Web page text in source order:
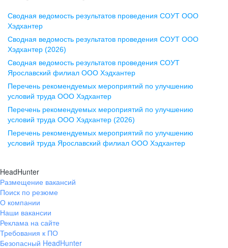
Воронеж
ул. Комиссаржевской, д. 10,
офис 1212
+7 473 280-05-05
pr@vrn.hh.ru
ул. Спартаковская, д. 2А, этаж 3,
помещение 15
+7 843 212-12-50
Екатеринбург
ул. Боевых Дружин, стр. 20,
+7 343 226-79-99
pr@ural.hh.ru
Сводная ведомость результатов проведения СОУТ ООО
Хэдхантер
Сводная ведомость результатов проведения СОУТ ООО
Хэдхантер (2026)
Сводная ведомость результатов проведения СОУТ
Ярославский филиал ООО Хэдхантер
Перечень рекомендуемых мероприятий по улучшению
условий труда ООО Хэдхантер
Перечень рекомендуемых мероприятий по улучшению
условий труда ООО Хэдхантер (2026)
Перечень рекомендуемых мероприятий по улучшению
условий труда Ярославский филиал ООО Хэдхантер
HeadHunter
Размещение вакансий
Поиск по резюме
О компании
Наши вакансии
Реклама на сайте
Требования к ПО
Безопасный HeadHunter